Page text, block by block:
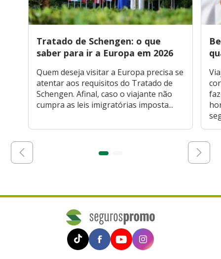
Tratado de Schengen: o que
saber para ir a Europa em 2026
Quem deseja visitar a Europa precisa se
atentar aos requisitos do Tratado de
Schengen. Afinal, caso o viajante não
cumpra as leis imigratórias imposta...